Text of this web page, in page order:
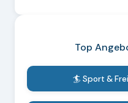
Top
🏄 Sport &